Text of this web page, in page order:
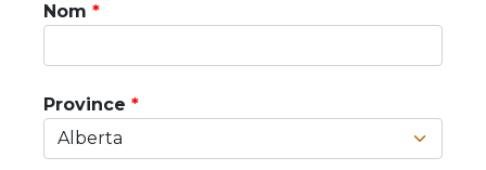
Nom
Province